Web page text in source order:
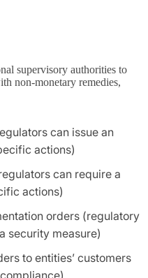
supervisory authorities to
non-monetary remedies,
can issue an
actions)
can require a
actions)
orders (regulatory
security measure)
to entities’ customers